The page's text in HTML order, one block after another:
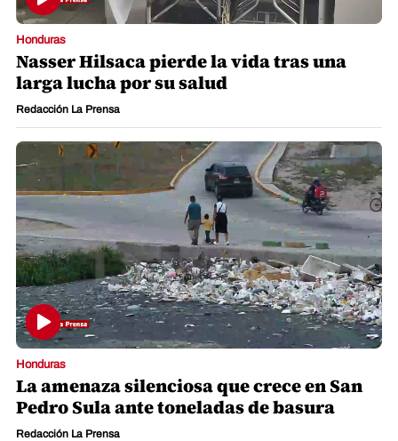
Honduras
Nasser Hilsaca pierde la vida tras una
larga lucha por su salud
Redacción La Prensa
Honduras
La amenaza silenciosa que crece en San
Pedro Sula ante toneladas de basura
Redacción La Prensa